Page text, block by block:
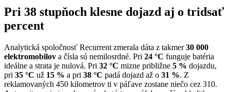
Pri 38 stupňoch klesne dojazd aj o tridsať
percent
Analytická spoločnosť Recurrent zmerala dáta z takmer30 000
elektromobilov a čísla sú nemilosrdné. Pri 24 °C funguje batéria
ideálne a strata je nulová. Pri 32 °C mizne približne 5 % dojazdu,
pri 35 °C už 15 % a pri 38 °C padá dojazd až o 31 %. Z
reklamovaných 450 kilometrov ti v páľave zostane niečo cez 310.